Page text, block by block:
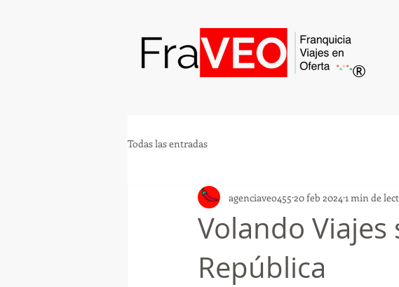
®
Todas las entradas
Volando
República
agenciaveo455 20 feb 2024 1 min de